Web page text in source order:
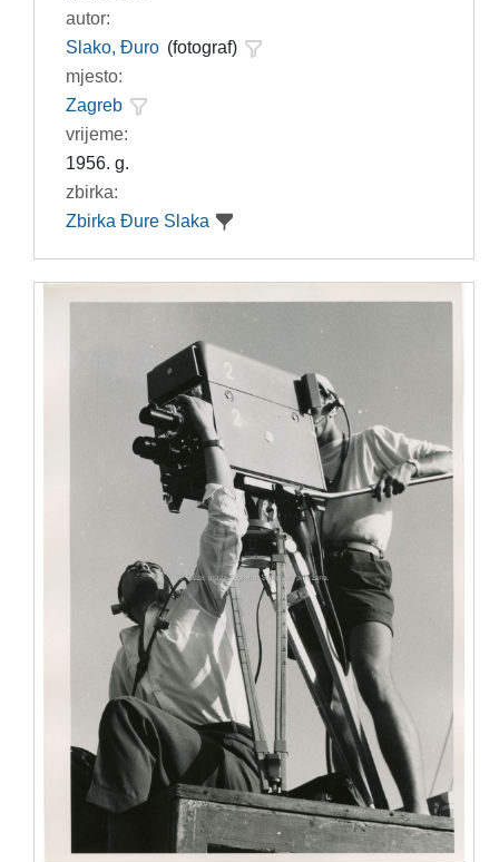
autor:
Slako, Đuro (fotograf)
mjesto:
Zagreb
vrijeme:
1956. g.
zbirka:
Zbirka Đure Slaka